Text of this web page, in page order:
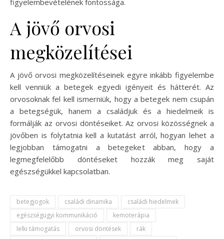
figyelembevételének fontossága.
A jövő orvosi
megközelítései
A jövő orvosi megközelítéseinek egyre inkább figyelembe
kell venniük a betegek egyedi igényeit és hátterét. Az
orvosoknak fel kell ismerniük, hogy a betegek nem csupán
a betegségük, hanem a családjuk és a hiedelmeik is
formálják az orvosi döntéseiket. Az orvosi közösségnek a
jövőben is folytatnia kell a kutatást arról, hogyan lehet a
legjobban támogatni a betegeket abban, hogy a
legmegfelelőbb döntéseket hozzák meg saját
egészségükkel kapcsolatban.
betegjogok családi dinamika
családi hiedelmek
egészségügyi kommunikáció
kemoterápia
lelki támogatás
orvosi döntések
rák